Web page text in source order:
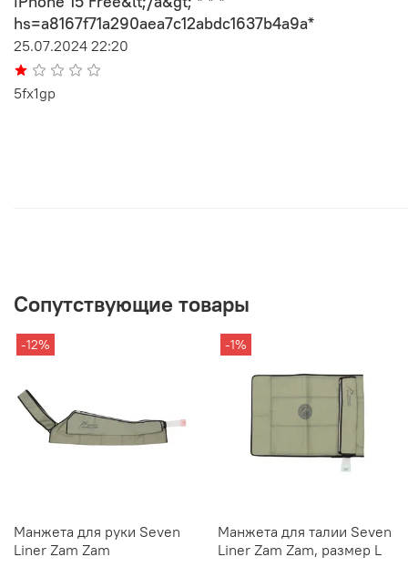
hs=a8167f71a290aea7c12abdc1637b4a9a*
25.07.2024 22:20
5fx1gp
Сопутствующие товары
-12%
Манжета для руки Seven
Liner Zam Zam
-1%
Манжета для талии Seven
Liner Zam Zam, размер L